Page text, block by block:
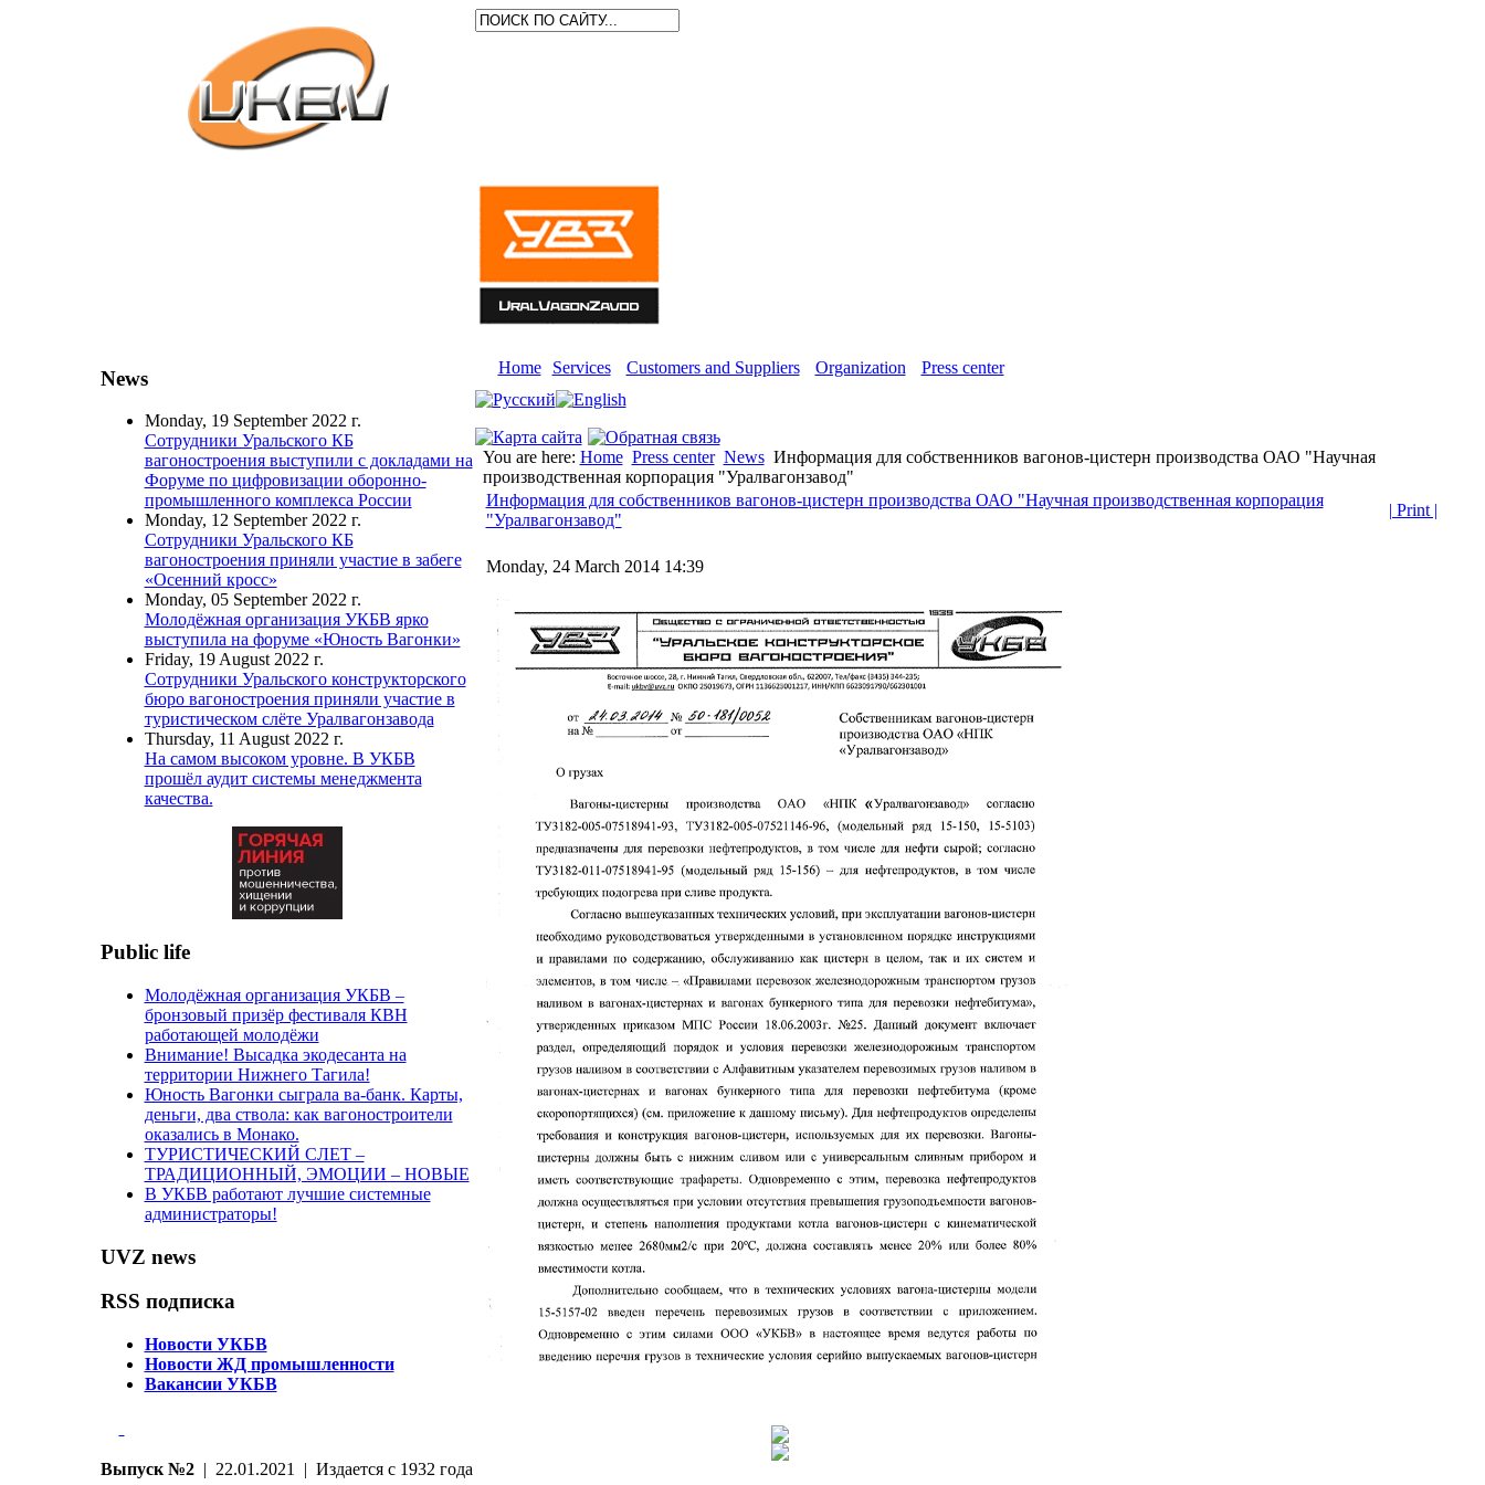
News
Monday, 19 September 2022 г.
Сотрудники Уральского КБ
вагоностроения выступили с докладами на
Форуме по цифровизации оборонно-
промышленного комплекса России
Monday, 12 September 2022 г.
Сотрудники Уральского КБ
вагоностроения приняли участие в забеге
«Осенний кросс»
Monday, 05 September 2022 г.
Молодёжная организация УКБВ ярко
выступила на форуме «Юность Вагонки»
Friday, 19 August 2022 г.
Сотрудники Уральского конструкторского
бюро вагоностроения приняли участие в
туристическом слёте Уралвагонзавода
Thursday, 11 August 2022 г.
На самом высоком уровне. В УКБВ
прошёл аудит системы менеджмента
качества.
Public life
Молодёжная организация УКБВ –
бронзовый призёр фестиваля КВН
работающей молодёжи
Внимание! Высадка экодесанта на
территории Нижнего Тагила!
Юность Вагонки сыграла ва-банк. Карты,
деньги, два ствола: как вагоностроители
оказались в Монако.
ТУРИСТИЧЕСКИЙ СЛЕТ –
ТРАДИЦИОННЫЙ, ЭМОЦИИ – НОВЫЕ
В УКБВ работают лучшие системные
администраторы!
UVZ news
RSS подписка
Новости УКБВ
Новости ЖД промышленности
Вакансии УКБВ
Выпуск №2| 22.01.2021 | Издается с 1932 года
Home Services Customers and Suppliers Organization Press center
You are here: Home Press center News Информация для собственников вагонов-цистерн производства ОАО "Научная
производственная корпорация "Уралвагонзавод"
Информация для собственников вагонов-цистерн производства ОАО "Научная производственная корпорация
"Уралвагонзавод"
| Print |
Monday, 24 March 2014 14:39